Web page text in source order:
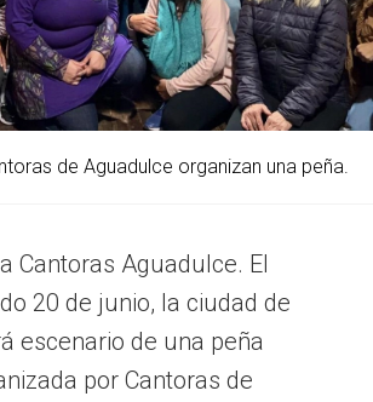
de Aguadulce organizan una peña.
Cantoras Aguadulce. El
20 de junio, la ciudad de
escenario de una peña
por Cantoras de